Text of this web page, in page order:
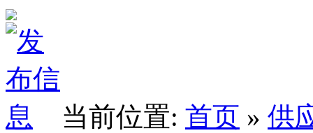
当前位置: 首页 » 供